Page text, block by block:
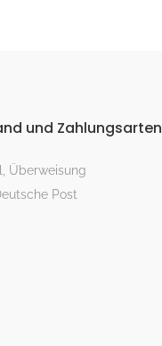
und Zahlungsarten
Überweisung
Post